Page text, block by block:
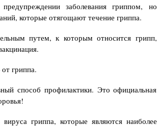
заболевания гриппом, но
которые отягощают течение гриппа.
путем, к которым относится грипп,
гриппа.
способ профилактики. Это официальная
гриппа, которые являются наиболее